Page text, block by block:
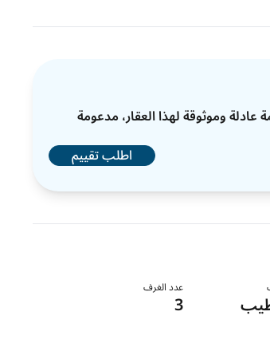
وموثوقة لهذا العقار، مدعومة
اطلب تقييم
عدد الغرف
3